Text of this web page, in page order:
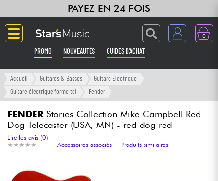
PAYEZ EN 24 FOIS
0
PROMO NOUVEAUTÉS GUIDES D'ACHAT
Langue
Amplis & Effets
Synthés & Sampleurs
Accueil Guitares & Basses
Guitare Electrique
Guitare électrique forme tel
Fender
FENDER Stories Collection Mike Campbell Red
Dog Telecaster (USA, MN) - red dog red
★ ★ ★ ★ ★
★ ★ ★ ★ ★
Lire les avis (0)
Accessoires associés
Produits similaires